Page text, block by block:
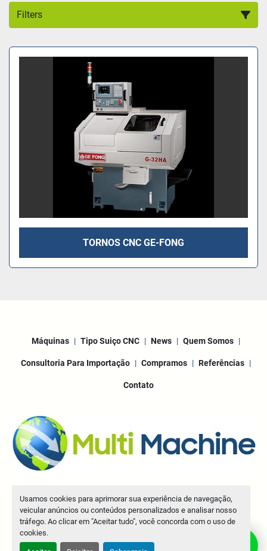
Usamos cookies para aprimorar sua experiência de navegação,
veicular anúncios ou conteúdos personalizados e analisar nosso
tráfego. Ao clicar em "Aceitar tudo", você concorda com o uso de
cookies.
Filters
Organizar por
TORNOS CNC GE-FONG
Máquinas Tipo Suiço CNC News Quem Somos
Consultoria Para Importação Compramos Referências
Contato
Machinio System website por
Machinio
© Copyright Multi Machine LLC 2026
Manage Cookies